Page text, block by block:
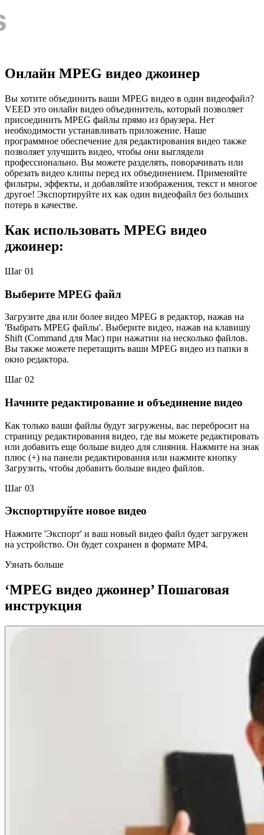
Онлайн MPEG видео джоинер
Вы хотите объединить ваши MPEG видео в один видеофайл?
VEED это онлайн видео объединитель, который позволяет
присоединить MPEG файлы прямо из браузера. Нет
необходимости устанавливать приложение. Наше
программное обеспечение для редактирования видео также
позволяет улучшить видео, чтобы они выглядели
профессионально. Вы можете разделять, поворачивать или
обрезать видео клипы перед их объединением. Применяйте
фильтры, эффекты, и добавляйте изображения, текст и многое
другое! Экспортируйте их как один видеофайл без больших
потерь в качестве.
Как использовать MPEG видео
джоинер:
Шаг 01
Выберите MPEG файл
Загрузите два или более видео MPEG в редактор, нажав на
'Выбрать MPEG файлы'. Выберите видео, нажав на клавишу
Shift (Command для Mac) при нажатии на несколько файлов.
Вы также можете перетащить ваши MPEG видео из папки в
окно редактора.
Шаг 02
Начните редактирование и объединение видео
Как только ваши файлы будут загружены, вас перебросит на
страницу редактирования видео, где вы можете редактировать
или добавить еще больше видео для слияния. Нажмите на знак
плюс (+) на панели редактирования или нажмите кнопку
Загрузить, чтобы добавить больше видео файлов.
Шаг 03
Экспортируйте новое видео
Нажмите 'Экспорт' и ваш новый видео файл будет загружен
на устройство. Он будет сохранен в формате MP4.
Узнать больше
‘MPEG видео джоинер’ Пошаговая
инструкция